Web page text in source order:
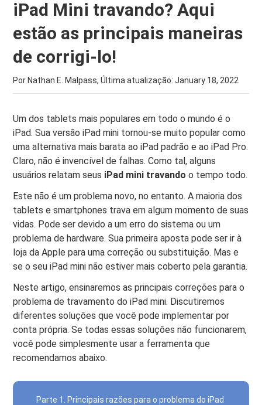
iPad Mini travando? Aqui
estão as principais maneiras
de corrigi-lo!
Por Nathan E. Malpass, Última atualização:January 18, 2022
Um dos tablets mais populares em todo o mundo é o
iPad. Sua versão iPad mini tornou-se muito popular como
uma alternativa mais barata ao iPad padrão e ao iPad Pro.
Claro, não é invencível de falhas. Como tal, alguns
usuários relatam seus iPad mini travando o tempo todo.
Este não é um problema novo, no entanto. A maioria dos
tablets e smartphones trava em algum momento de suas
vidas. Pode ser devido a um erro do sistema ou um
problema de hardware. Sua primeira aposta pode ser ir à
loja da Apple para uma correção ou substituição. Mas e
se o seu iPad mini não estiver mais coberto pela garantia.
Neste artigo, ensinaremos as principais correções para o
problema de travamento do iPad mini. Discutiremos
diferentes soluções que você pode implementar por
conta própria. Se todas essas soluções não funcionarem,
você pode simplesmente usar a ferramenta que
recomendamos abaixo.
Parte 1. Principais razões para o problema do iPad